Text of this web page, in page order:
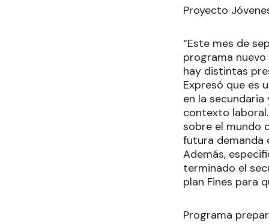
Proyecto
“Este mes de
programa
hay distintas
Expresó que es
en la
contexto
sobre el mundo
futura demanda
Además,
terminado el
plan Fines para
Programa